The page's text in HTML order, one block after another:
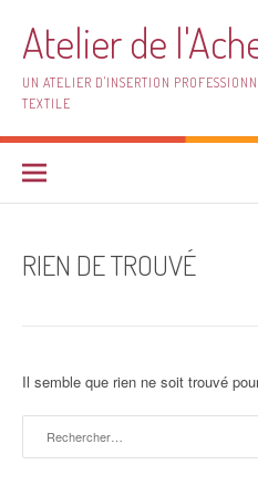
contenuAtelier de
UN ATELIER D'INSERTION
TEXTILE
RIEN DE TROUVÉ
Il semble que rien ne soit trouvé